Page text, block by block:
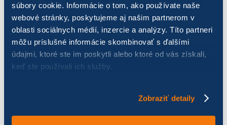
súbory cookie. Informácie o tom, ako používate naše
webové stránky, poskytujeme aj našim partnerom v
oblasti sociálnych médií, inzercie a analýzy. Títo partneri
môžu príslušné informácie skombinovať s ďalšími
údajmi, ktoré ste im poskytli alebo ktoré od vás získali,
keď ste používali ich služby.
Zobraziť detaily
Názov Počet jázd Najazdených km
#trencin2026 9 13,68
1.CK Immergas Europe 116